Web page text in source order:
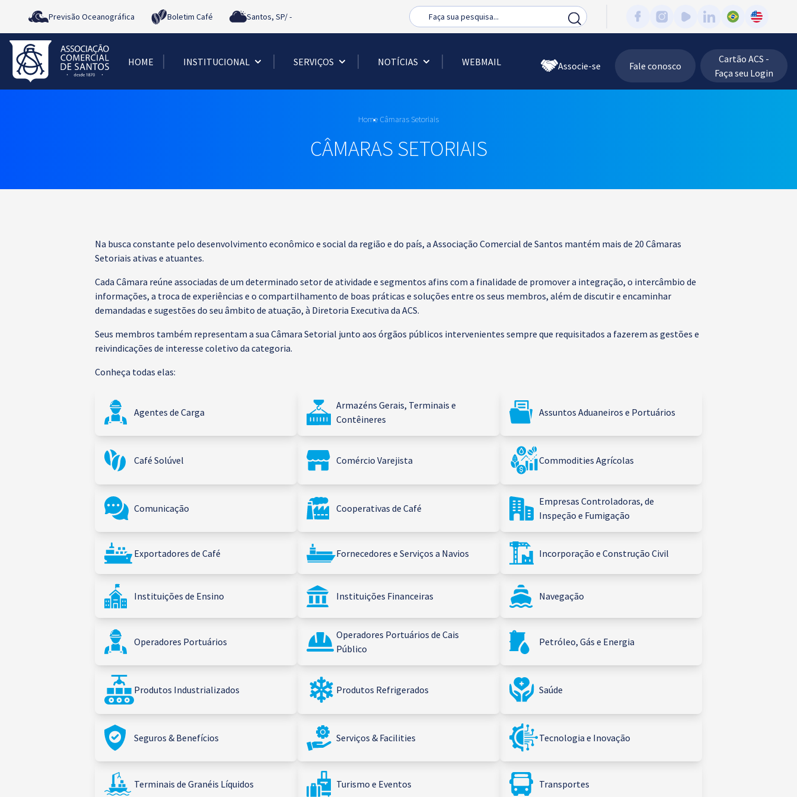
Previsão Oceanográfica Boletim Café Santos, SP/- Busca
HOME INSTITUCIONAL SERVIÇOS NOTÍCIAS WEBMAIL Associe-se Fale conosco
Cartão ACS -
Faça seu Login
Home Câmaras Setoriais
CÂMARAS SETORIAIS
Na busca constante pelo desenvolvimento econômico e social da região e do país, a Associação Comercial de Santos mantém mais de 20 Câmaras
Setoriais ativas e atuantes.
Cada Câmara reúne associadas de um determinado setor de atividade e segmentos afins com a finalidade de promover a integração, o intercâmbio de
informações, a troca de experiências e o compartilhamento de boas práticas e soluções entre os seus membros, além de discutir e encaminhar
demandadas e sugestões do seu âmbito de atuação, à Diretoria Executiva da ACS.
Seus membros também representam a sua Câmara Setorial junto aos órgãos públicos intervenientes sempre que requisitados a fazerem as gestões e
reivindicações de interesse coletivo da categoria.
Conheça todas elas:
Agentes de Carga
Armazéns Gerais, Terminais e
Contêineres
Assuntos Aduaneiros e Portuários
Café Solúvel Comércio Varejista Commodities Agrícolas
Comunicação Cooperativas de Café
Empresas Controladoras, de
Inspeção e Fumigação
Exportadores de Café Fornecedores e Serviços a Navios Incorporação e Construção Civil
Instituições de Ensino Instituições Financeiras Navegação
Operadores Portuários
Operadores Portuários de Cais
Público
Petróleo, Gás e Energia
Produtos Industrializados Produtos Refrigerados Saúde
Seguros & Benefícios Serviços & Facilities Tecnologia e Inovação
Terminais de Granéis Líquidos Turismo e Eventos Transportes